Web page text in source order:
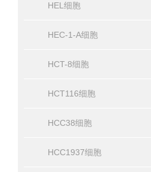
HEL细胞
HEC-1-A细胞
HCT-8细胞
HCT116细胞
HCC38细胞
HCC1937细胞